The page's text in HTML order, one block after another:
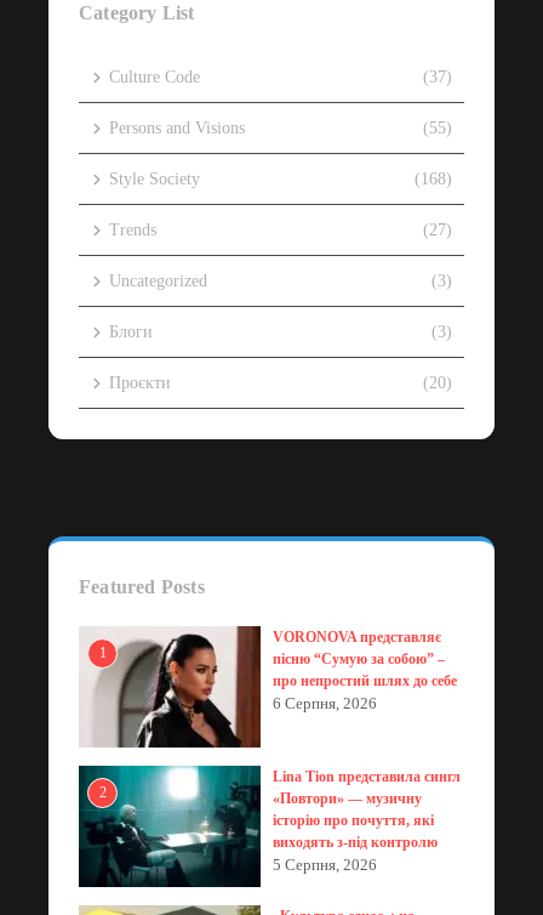
Category List
Culture Code (37)
Persons and Visions (55)
Style Society (168)
Trends (27)
Uncategorized (3)
Блоги (3)
Проєкти (20)
Featured Posts
1
VORONOVA представляє
пісню “Сумую за собою” –
про непростий шлях до себе
6 Серпня, 2026
2
Lina Tion представила сингл
«Повтори» — музичну
історію про почуття, які
виходять з-під контролю
5 Серпня, 2026